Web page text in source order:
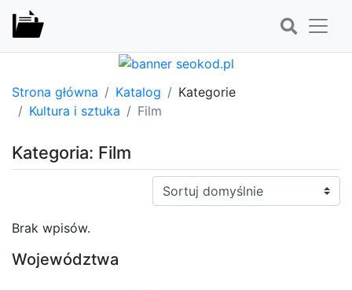
Strona główna Katalog
Kategorie
Kultura i sztuka
Film
Kategoria: Film
Sortuj:
Brak wpisów.
Województwa